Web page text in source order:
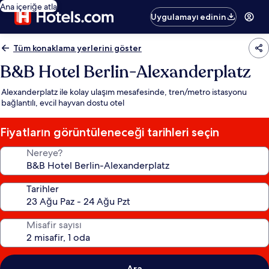
Ana içeriğe atla
Uygulamayı edinin
Tüm konaklama yerlerini göster
B&B Hotel Berlin-Alexanderplatz
Alexanderplatz ile kolay ulaşım mesafesinde, tren/metro istasyonu
bağlantılı, evcil hayvan dostu otel
Fiyatların görüntüleneceği tarihleri seçin
Nereye?
Tarihler
Misafir sayısı